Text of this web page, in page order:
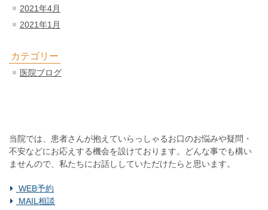
2021年4月
2021年1月
カテゴリー
医院ブログ
当院では、患者さんが抱えていらっしゃるお口のお悩みや疑問・
不安などにお応えする機会を設けております。どんな事でも構い
ませんので、私たちにお話ししていただけたらと思います。
WEB予約
MAIL相談